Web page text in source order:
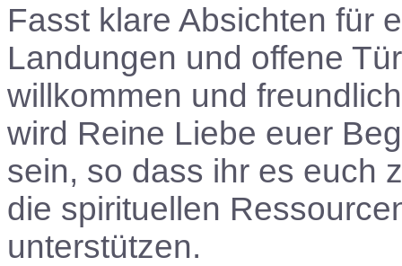
Fasst klare Absichten für
Landungen und offene
willkommen und
wird Reine Liebe euer
sein, so dass ihr es euch
die spirituellen
unterstützen.